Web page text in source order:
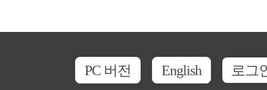
PC 버전 English 로그